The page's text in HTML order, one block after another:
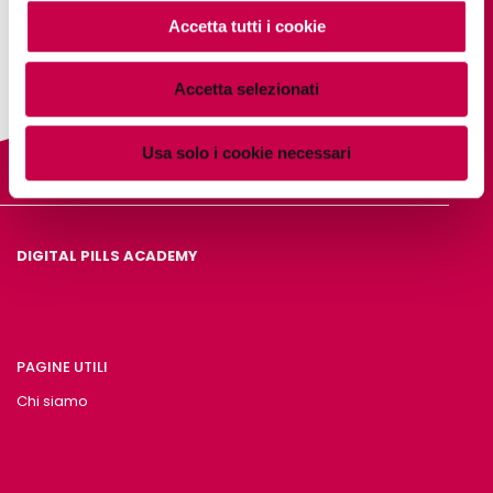
Accetta tutti i cookie
Accetta selezionati
Usa solo i cookie necessari
DIGITAL PILLS ACADEMY
PAGINE UTILI
Chi siamo